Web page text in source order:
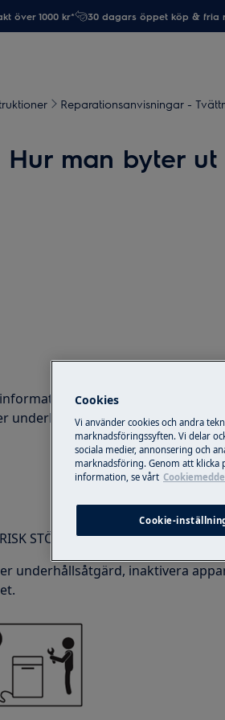
över 1000 kr* 30 dagars öppet köp & fria
Reparationsanvisningar -
man byter ut
i produktens
underhållsåtgärd.https://
STÖT
underhållsåtgärd, inaktivera
Cookies
Vi använder cookies och andra
marknadsföringssyften. Vi delar
sociala medier, annonsering och
marknadsföring. Genom att klicka
information, se vårt
Cookie-